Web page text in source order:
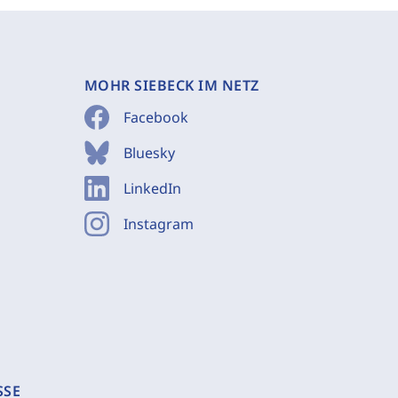
MOHR SIEBECK IM NETZ
Facebook
Bluesky
LinkedIn
Instagram